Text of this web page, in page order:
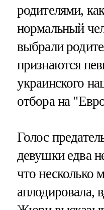
родителями,
нормальный
выбрали
признаются
украинского
отбора на
Голос
девушки едва
что несколько
аплодировала,